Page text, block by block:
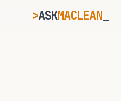
>ASKMACLEAN